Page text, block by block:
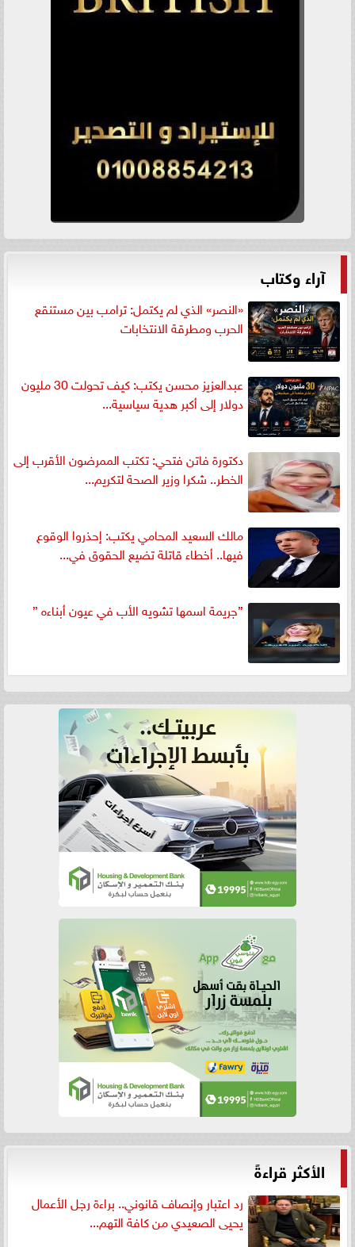
آراء وكتاب
«النصر» الذي لم يكتمل: ترامب بين مستنقع
الحرب ومطرقة الانتخابات
عبدالعزيز محسن يكتب: كيف تحولت 30 مليون
دولار إلى أكبر هدية سياسية...
دكتورة فاتن فتحي: تكتب الممرضون الأقرب إلى
الخطر.. شكرا وزير الصحة لتكريم...
مالك السعيد المحامي يكتب: إحذروا الوقوع
فيها.. أخطاء قاتلة تضيع الحقوق في...
”جريمة اسمها تشويه الأب في عيون أبناءه ”
الأكثر قراءةً
رد اعتبار وإنصاف قانوني.. براءة رجل الأعمال
يحيى الصعيدي من كافة التهم...